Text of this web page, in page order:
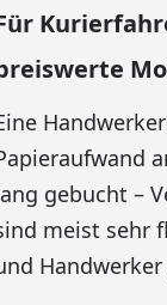
gebucht –
meist sehr